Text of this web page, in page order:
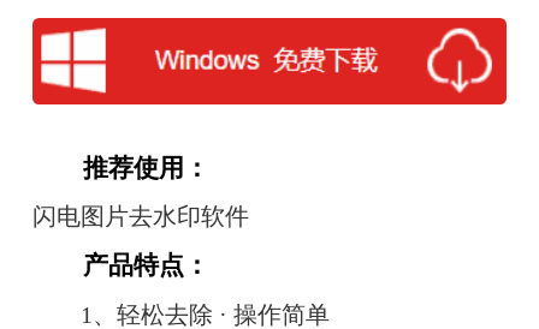
推荐使用：
闪电图片去水印软件
产品特点：
1、轻松去除 · 操作简单